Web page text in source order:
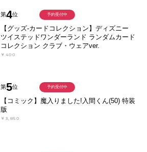
第4位
【グッズ-カードコレクション】ディズニー
ツイステッドワンダーランド ランダムカード
コレクション クラブ・ウェアver.
￥400
予約受付中
第5位
【コミック】魔入りました!入間くん(50) 特装
版
￥3,850
予約受付中